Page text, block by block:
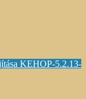
KEHOP-5.2.13-